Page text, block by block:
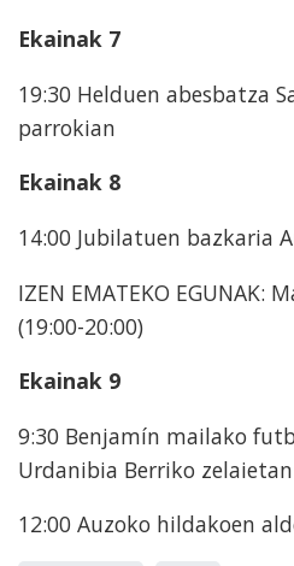
Ekainak 7
19:30 Helduen abesbatza
parrokian
Ekainak 8
14:00 Jubilatuen bazkaria
IZEN EMATEKO EGUNAK:
(19:00-20:00)
Ekainak 9
9:30 Benjamín mailako
Urdanibia Berriko zelaietan
12:00 Auzoko hildakoen